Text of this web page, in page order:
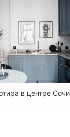
в центре Сочи